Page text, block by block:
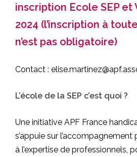
inscription Ecole SEP et
2024 (l’inscription à
n’est pas obligatoire)
Contact :
L’école de la SEP c’est quoi ?
Une initiative APF France
s’appuie sur l’accompagnement
à l’expertise de professionnels,